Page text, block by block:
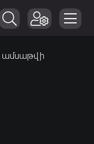
ամսաթվի